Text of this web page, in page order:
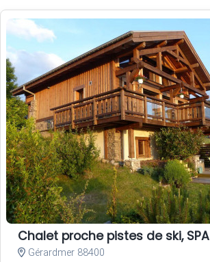
Chalet proche pistes de ski, SPA
Gérardmer 88400